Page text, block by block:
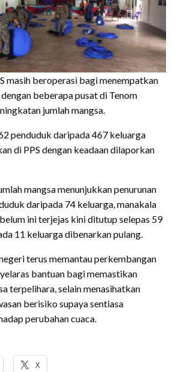
masih beroperasi bagi menempatkan
beberapa pusat di Tenom
jumlah mangsa.
penduduk daripada 467 keluarga
di PPS dengan keadaan dilaporkan
mangsa menunjukkan penurunan
daripada 74 keluarga, manakala
ini terjejas kini ditutup selepas 59
11 keluarga dibenarkan pulang.
terus memantau perkembangan
bantuan bagi memastikan
terpelihara, selain menasihatkan
berisiko supaya sentiasa
perubahan cuaca.
X